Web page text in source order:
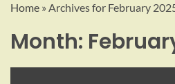
Home » Archives for February
Month: